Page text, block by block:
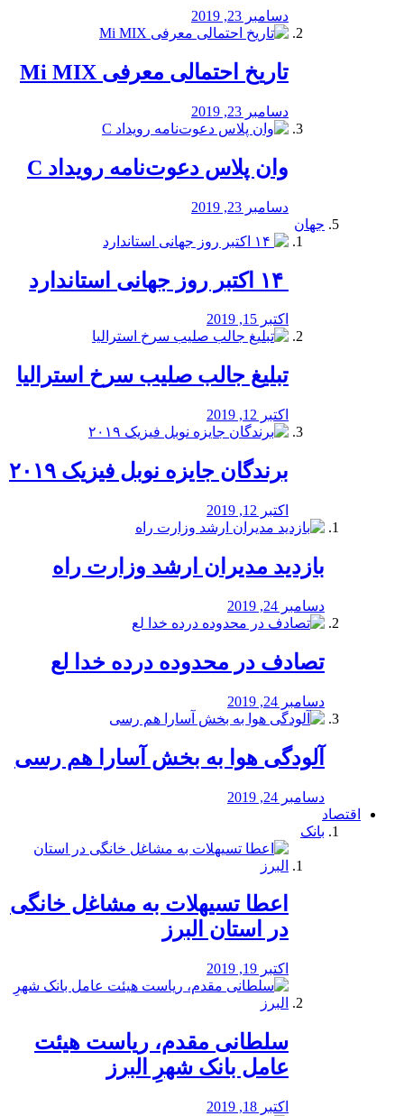
دسامبر 23, 2019
تاریخ احتمالی معرفی Mi MIX
دسامبر 23, 2019
وان پلاس دعوت‌نامه رویداد C
دسامبر 23, 2019
جهان
اکتبر 15, 2019
تبلیغ جالب صلیب سرخ استرالیا
اکتبر 12, 2019
برندگان جایزه نوبل فیزیک ۲۰۱۹
اکتبر 12, 2019
بازدید مدیران ارشد وزارت راه
دسامبر 24, 2019
تصادف در محدوده درده خدا لع
دسامبر 24, 2019
آلودگی هوا به بخش آسارا هم رسی
دسامبر 24, 2019
اقتصاد
بانک
️اعطا تسیهلات به مشاغل خانگی
در استان البرز
اکتبر 19, 2019
سلطانی مقدم، ریاست هیئت
عامل بانک شهرِ البرز
اکتبر 18, 2019